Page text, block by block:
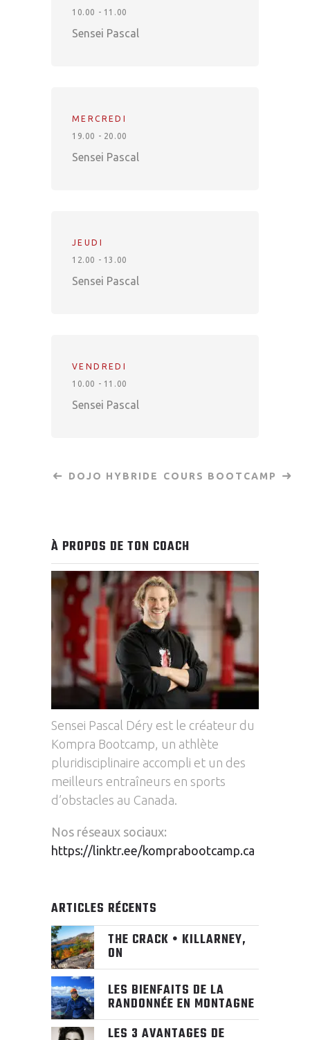
10.00 - 11.00
Sensei Pascal
MERCREDI
19.00 - 20.00
Sensei Pascal
JEUDI
12.00 - 13.00
Sensei Pascal
VENDREDI
10.00 - 11.00
Sensei Pascal
DOJO HYBRIDE COURS BOOTCAMP
À PROPOS DE TON COACH
Sensei Pascal Déry est le créateur du
Kompra Bootcamp, un athlète
pluridisciplinaire accompli et un des
meilleurs entraîneurs en sports
d’obstacles au Canada.
Nos réseaux sociaux:
https://linktr.ee/komprabootcamp.ca
ARTICLES RÉCENTS
THE CRACK • KILLARNEY,
ON
LES BIENFAITS DE LA
RANDONNÉE EN MONTAGNE
LES 3 AVANTAGES DE